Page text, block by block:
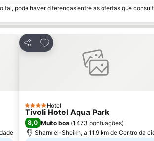
tal, pode haver diferenças entre as ofertas que
Partilhar
Adicionar aos favoritos
4 Estrelas
Hotel
Tivoli Hotel Aqua Park
8,0 Muito boa (1.473 pontuações)
Sharm el-Sheikh, a 11.9 km de Centro da